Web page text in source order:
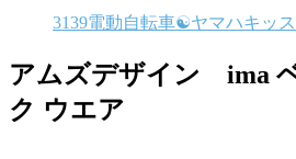
3139電動自転車☯️ヤマハキッ
アムズデザイン ima
ク ウエア